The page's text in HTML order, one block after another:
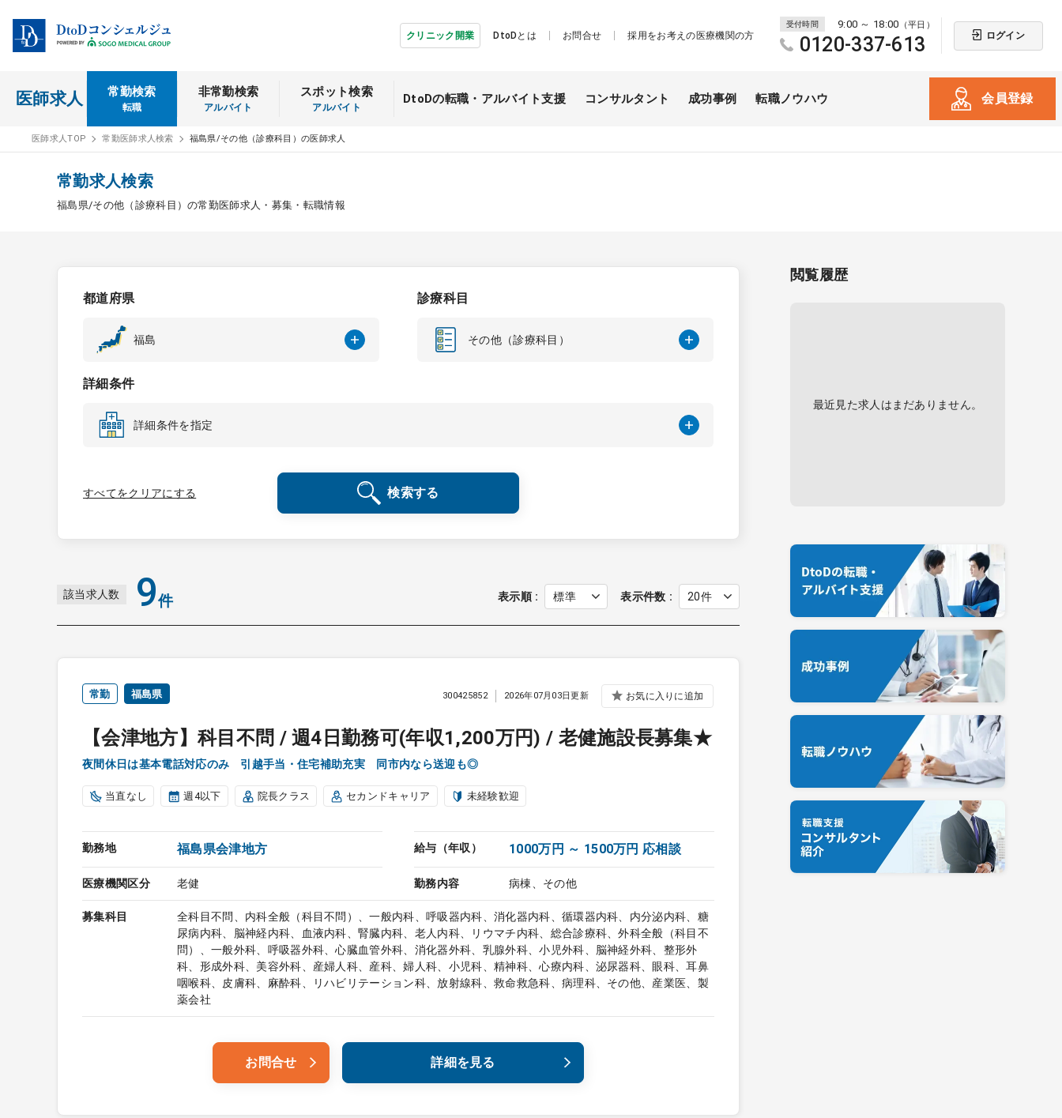
クリニック開業 DtoDとは お問合せ 採用をお考えの医療機関の方
受付時間 9:00 ～ 18:00 （平日）
0120-337-613 ログイン
医師求人 常勤検索
転職
非常勤検索
アルバイト
スポット検索
アルバイト
DtoDの転職・ アルバイト支援 コンサルタント 成功事例 転職ノウハウ 会員登録
医師求人TOP 常勤医師求人検索 福島県/その他（診療科目）の医師求人
常勤求人検索
福島県/その他（診療科目）の常勤医師求人・募集・転職情報
都道府県
福島
診療科目
その他（診療科目）
詳細条件
詳細条件を指定
検索する
すべてをクリアにする
該当求人数 9件 表示順 表示件数
常勤 福島県
【会津地方】科目不問 / 週4日勤務可(年収1,200万円) / 老健施設長募集★
夜間休日は基本電話対応のみ 引越手当・住宅補助充実 同市内なら送迎も◎
300425852 2026年07月03日更新 お気に入りに追加
当直なし 週4以下 院長クラス セカンドキャリア 未経験歓迎
勤務地 福島県会津地方 給与（年収） 1000万円 ～ 1500万円 応相談
医療機関区分 老健 勤務内容 病棟、その他
募集科目
全科目不問、内科全般（科目不問）、一般内科、呼吸器内科、消化器内科、循環器内科、内分泌内科、糖
尿病内科、脳神経内科、血液内科、腎臓内科、老人内科、リウマチ内科、総合診療科、外科全般（科目不
問）、一般外科、呼吸器外科、心臓血管外科、消化器外科、乳腺外科、小児外科、脳神経外科、整形外
科、形成外科、美容外科、産婦人科、産科、婦人科、小児科、精神科、心療内科、泌尿器科、眼科、耳鼻
咽喉科、皮膚科、麻酔科、リハビリテーション科、放射線科、救命救急科、病理科、その他、産業医、製
薬会社
お問合せ 詳細を見る
閲覧履歴
最近見た求人はまだありません。